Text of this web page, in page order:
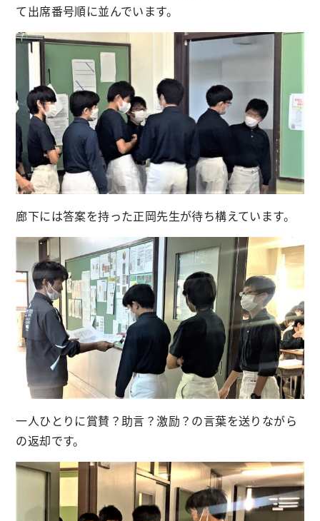
て出席番号順に並んでいます。
廊下には答案を持った正岡先生が待ち構えています。
一人ひとりに賞賛？助言？激励？の言葉を送りながら
の返却です。